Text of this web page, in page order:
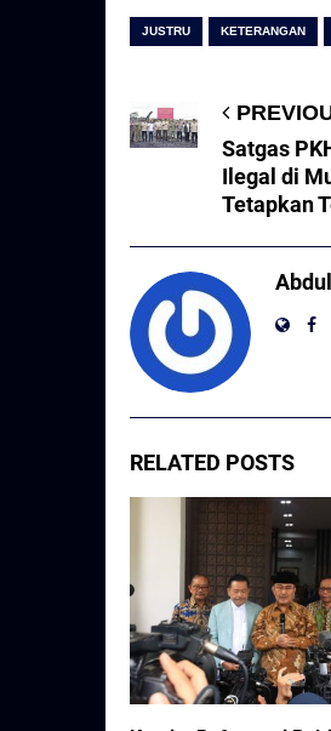
JUSTRU KETERANGAN
Satgas
Ilegal di
Tetapkan
RELATED POSTS